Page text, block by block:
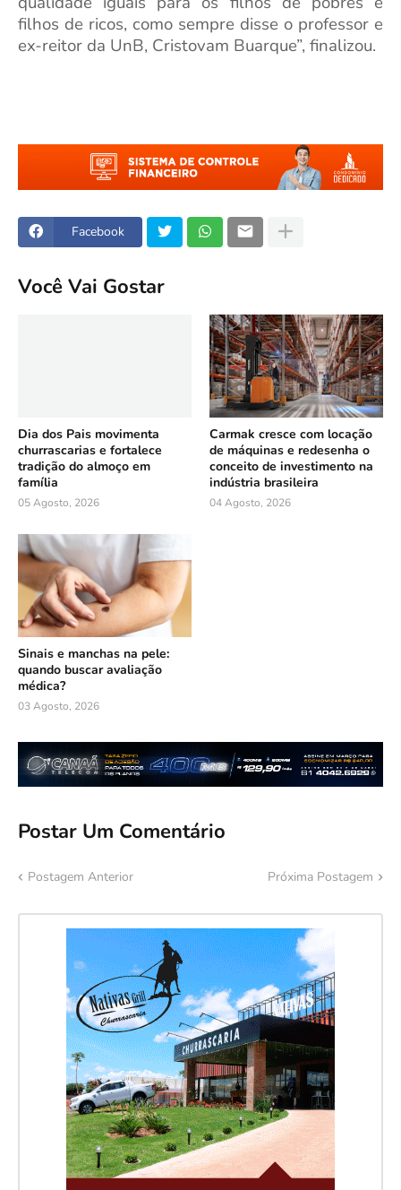
filhos de ricos, como sempre disse o professor e
ex-reitor da UnB, Cristovam Buarque”, finalizou.
Facebook
Você Vai Gostar
Dia dos Pais movimenta
churrascarias e fortalece
tradição do almoço em
família
05 Agosto, 2026
Carmak cresce com locação
de máquinas e redesenha o
conceito de investimento na
indústria brasileira
04 Agosto, 2026
Sinais e manchas na pele:
quando buscar avaliação
médica?
03 Agosto, 2026
Postar Um Comentário
Postagem Anterior Próxima Postagem